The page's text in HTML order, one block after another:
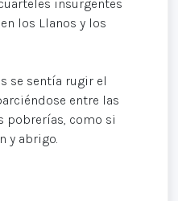
insurgentes
los Llanos y los
se sentía rugir el
entre las
pobrerías, como si
y abrigo.